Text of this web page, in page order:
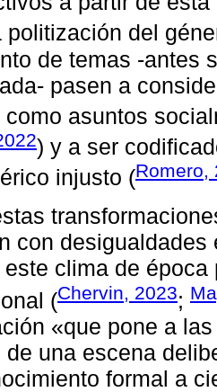
politización del
de temas -antes
pasen a
como asuntos
) y a ser
injusto (Romero,
con
clima de
(Chervin, 2023;
«que pone a
de una escena
formal a